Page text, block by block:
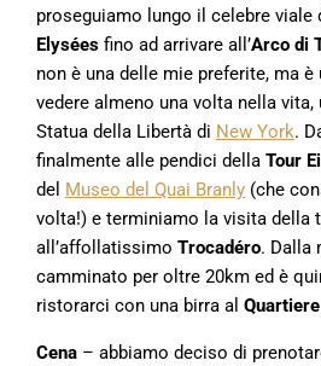
proseguiamo lungo il celebre viale
Elysées fino ad arrivare all’Arco di
non è una delle mie preferite, ma
vedere almeno una volta nella vita,
Statua della Libertà di New York.
finalmente alle pendici della Tour
del Museo del Quai Branly (che
volta!) e terminiamo la visita della
all’affollatissimo Trocadéro. Dalla
camminato per oltre 20km ed è
ristorarci con una birra al
Cena – abbiamo deciso di